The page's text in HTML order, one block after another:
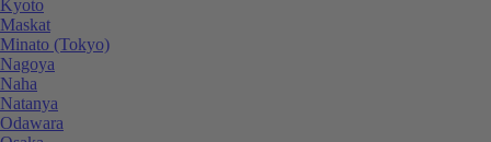
Kyoto
Maskat
Minato (Tokyo)
Nagoya
Naha
Natanya
Odawara